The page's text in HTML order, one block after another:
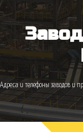
Адреса и телефоны заводов и